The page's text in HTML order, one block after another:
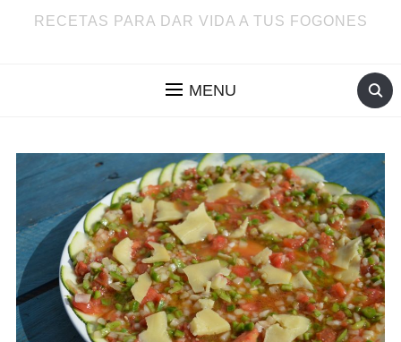
RECETAS PARA DAR VIDA A TUS FOGONES
MENU